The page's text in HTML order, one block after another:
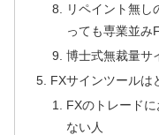
リペイント無し
っても専業並み
博士式無裁量サ
FXサインツールは
FXのトレード
ない人